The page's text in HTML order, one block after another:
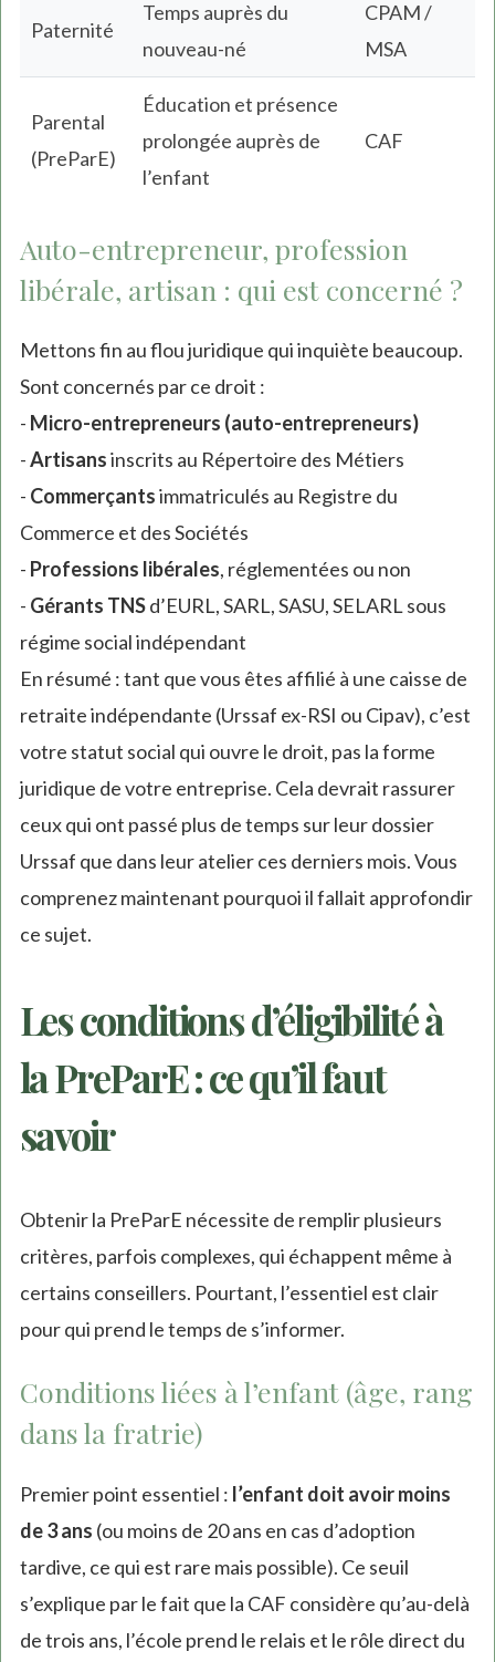
Paternité
Temps auprès du
nouveau-né
CPAM /
MSA
Parental
(PreParE)
Éducation et présence
prolongée auprès de
l’enfant
CAF
Auto-entrepreneur, profession
libérale, artisan : qui est concerné ?
Mettons fin au flou juridique qui inquiète beaucoup.
Sont concernés par ce droit :
- Micro-entrepreneurs (auto-entrepreneurs)
-Artisansinscrits au Répertoire des Métiers
- Commerçantsimmatriculés au Registre du
Commerce et des Sociétés
- Professions libérales, réglementées ou non
- Gérants TNSd’EURL, SARL, SASU, SELARL sous
régime social indépendant
En résumé : tant que vous êtes affilié à une caisse de
retraite indépendante (Urssaf ex-RSI ou Cipav), c’est
votre statut social qui ouvre le droit, pas la forme
juridique de votre entreprise. Cela devrait rassurer
ceux qui ont passé plus de temps sur leur dossier
Urssaf que dans leur atelier ces derniers mois. Vous
comprenez maintenant pourquoi il fallait approfondir
ce sujet.
Les conditions d’éligibilité à
la PreParE : ce qu’il faut
savoir
Obtenir la PreParE nécessite de remplir plusieurs
critères, parfois complexes, qui échappent même à
certains conseillers. Pourtant, l’essentiel est clair
pour qui prend le temps de s’informer.
Conditions liées à l’enfant (âge, rang
dans la fratrie)
Premier point essentiel : l’enfant doit avoir moins
de 3 ans (ou moins de 20 ans en cas d’adoption
tardive, ce qui est rare mais possible). Ce seuil
s’explique par le fait que la CAF considère qu’au-delà
de trois ans, l’école prend le relais et le rôle direct du